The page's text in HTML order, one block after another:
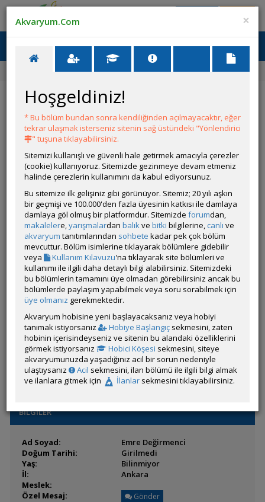
Ana Menü
Ana Sayfa
Forum Üye Profili
ÖZELLİKLER
Kullanıcı Adı:
Oldestblack
Kullanıcı Grubu:
Forum Üyesi
Geri Bildirimleri:
0 adet mevcut.
Aldığı Beğeni:
12
Hesap Durumu:
Aktif
Durumu:
Çevrim Dışı
Üyelik Tarihi:
28 Temmuz 2025 23:05
Son Ziyaret:
16 Haziran 2026 13:47
Toplam Mesaj:
44 [0.12 Gün Ortalaması]
Paylaşım Sayisı:
4 (Son 6 Ay)
İlan Sayisı:
Üyenin Mesaj ve İlanlarını Gör
Üyenin Açtığı Konuları Gör
Üyeden ÖM Almayı Engelle
BİLGİLER
Ad Soyad:
Emre Değirmenci
Doğum Tarihi:
Girilmedi
Yaş:
Bilinmiyor
İl:
Ankara
Meslek:
Özel Mesaj:
Gönder
×
Akvaryum.Com
Hoşgeldiniz!
* Bu bölüm bundan sonra kendiliğinden açılmayacaktır, eğer
tekrar ulaşmak isterseniz sitenin sağ üstündeki "Yönlendirici
" tuşuna tıklayabilirsiniz.
Sitemizi kullanışlı ve güvenli hale getirmek amacıyla çerezler
(cookie) kullanıyoruz. Sitemizde gezinmeye devam etmeniz
halinde çerezlerin kullanımını da kabul ediyorsunuz.
Bu sitemize ilk gelişiniz gibi görünüyor. Sitemiz; 20 yılı aşkın
bir geçmişi ve 100.000'den fazla üyesinin katkısı ile damlaya
damlaya göl olmuş bir platformdur. Sitemizde forumdan,
makalelere,yarışmalardan balıkve bitki bilgilerine, canlı ve
akvaryum tanıtımlarından sohbete kadar pek çok bölüm
mevcuttur. Bölüm isimlerine tıklayarak bölümlere gidebilir
veya
Kullanım Kılavuzu'na tıklayarak site bölümleri ve
kullanımı ile ilgili daha detaylı bilgi alabilirsiniz. Sitemizdeki
bu bölümlerin tamamını üye olmadan görebilirsiniz ancak bu
bölümlerde paylaşım yapabilmek veya soru sorabilmek için
üye olmanız gerekmektedir.
Akvaryum hobisine yeni başlayacaksanız veya hobiyi
tanımak istiyorsanız
Hobiye Başlangıç sekmesini, zaten
hobinin içerisindeyseniz ve sitenin bu alandaki özelliklerini
görmek istiyorsanız
Hobici Köşesi sekmesini, siteye
akvaryumunuzda yaşadığınız acil bir sorun nedeniyle
ulaştıysanız
Acil sekmesini, ilan bölümü ile ilgili bilgi almak
ve ilanlara gitmek için
İlanlar sekmesini tıklayabilirsiniz.